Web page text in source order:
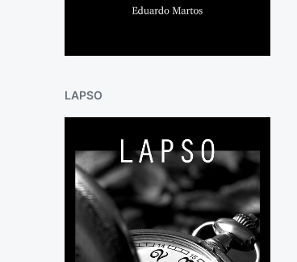
LAPSO